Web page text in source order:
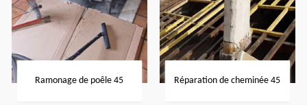
Ramonage de poêle 45 Réparation de cheminée 45